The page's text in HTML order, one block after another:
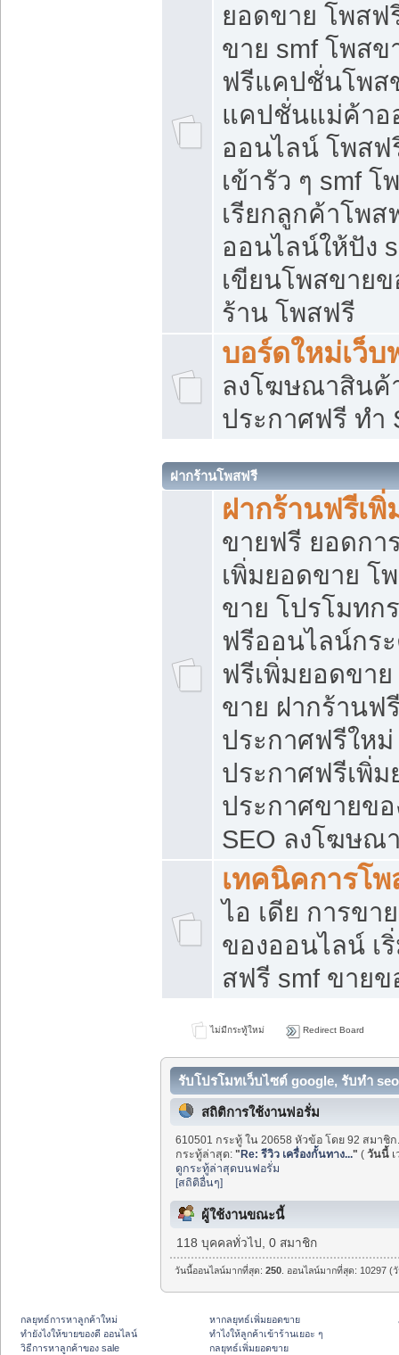
ยอดขาย โพสฟ
ขาย smf โพส
ฟรีแคปชั่นโพส
แคปชั่นแม่ค้า
ออนไลน์ โพสฟ
เข้ารัว ๆ smf
เรียกลูกค้าโพส
ออนไลน์ให้ปัง
เขียนโพสขาย
ร้าน โพสฟรี
บอร์ดใหม่เว็บ
ลงโฆษณาสิน
ประกาศฟรี ทำ
ฝากร้านโพสฟรี
ฝากร้านฟรีเ
ขายฟรี ยอดกา
เพิ่มยอดขาย โ
ขาย โปรโมทก
ฟรีออนไลน์กร
ฟรีเพิ่มยอดขา
ขาย ฝากร้านฟ
ประกาศฟรีใหม่
ประกาศฟรีเพิ่
ประกาศขายข
SEO ลงโฆษณ
เทคนิคการโ
ไอ เดีย การขา
ของออนไลน์ เ
สฟรี smf ขาย
ไม่มีกระทู้ใหม่ Redirect Board
รับโปรโมทเว็บไซต์ google, รับทำ
สถิติการใช้งานฟอรั่ม
610501 กระทู้ ใน 20658 หัวข้อ โดย 92 สมาชิ
กระทู้ล่าสุด:"Re: รีวิว เครื่องกั้นทาง..." (วันนี้
ดูกระทู้ล่าสุดบนฟอรั่ม
[สถิติอื่นๆ]
ผู้ใช้งานขณะนี้
118 บุคคลทั่วไป, 0 สมาชิก
วันนี้ออนไลน์มากที่สุด:250 . ออนไลน์มากที่สุด: 10297
กลยุทธ์การหาลูกค้าใหม่
ทํายังไงให้ขายของดี ออนไลน์
วิธีการหาลูกค้าของ sale
หากลยุทธ์เพิ่มยอดขาย
ทําไงให้ลูกค้าเข้าร้านเยอะ ๆ
กลยุทธ์เพิ่มยอดขาย